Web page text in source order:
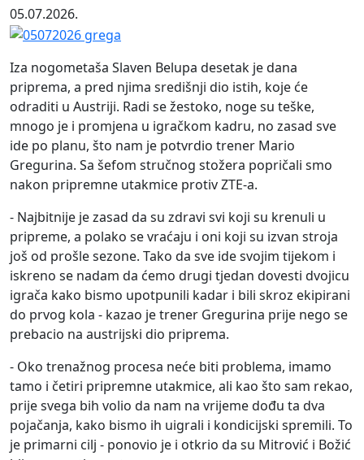
05.07.2026.
Iza nogometaša Slaven Belupa desetak je dana
priprema, a pred njima središnji dio istih, koje će
odraditi u Austriji. Radi se žestoko, noge su teške,
mnogo je i promjena u igračkom kadru, no zasad sve
ide po planu, što nam je potvrdio trener Mario
Gregurina. Sa šefom stručnog stožera popričali smo
nakon pripremne utakmice protiv ZTE-a.
- Najbitnije je zasad da su zdravi svi koji su krenuli u
pripreme, a polako se vraćaju i oni koji su izvan stroja
još od prošle sezone. Tako da sve ide svojim tijekom i
iskreno se nadam da ćemo drugi tjedan dovesti dvojicu
igrača kako bismo upotpunili kadar i bili skroz ekipirani
do prvog kola - kazao je trener Gregurina prije nego se
prebacio na austrijski dio priprema.
- Oko trenažnog procesa neće biti problema, imamo
tamo i četiri pripremne utakmice, ali kao što sam rekao,
prije svega bih volio da nam na vrijeme dođu ta dva
pojačanja, kako bismo ih uigrali i kondicijski spremili. To
je primarni cilj - ponovio je i otkrio da su Mitrović i Božić